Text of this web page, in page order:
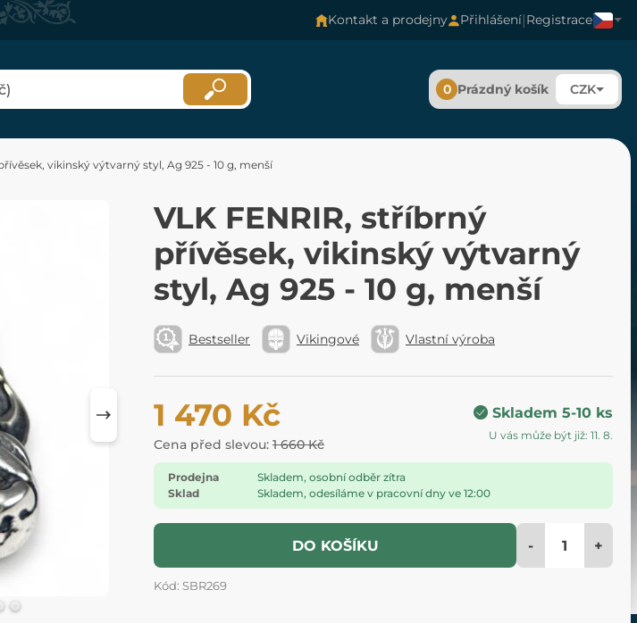
Kontakt a prodejny Přihlášení|Registrace
0 Prázdný košík CZK
vikinský výtvarný styl, Ag 925 - 10 g, menší
VLK FENRIR, stříbrný
přívěsek, vikinský výtvarný
styl, Ag 925 - 10 g, menší
Bestseller Vikingové Vlastní výroba
1 470 Kč
Cena před slevou: 1 660 Kč
Skladem 5-10 ks
U vás může být již: 11. 8.
Prodejna
Skladem, osobní odběr zítra
Sklad
Skladem, odesíláme v pracovní dny ve 12:00
DO KOŠÍKU - +
Kód: SBR269